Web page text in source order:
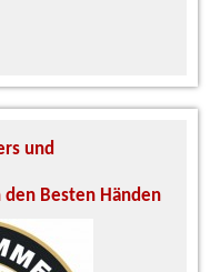
und
den Besten Händen